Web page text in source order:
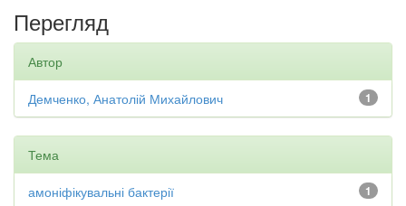
Перегляд
Автор
1
Демченко, Анатолій Михайлович
Тема
1
амоніфікувальні бактерії